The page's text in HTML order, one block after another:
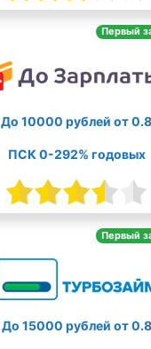
Первый
До 10000 рублей от 0.8
ПСК 0-292% годовых
Первый
До 15000 рублей от 0.8